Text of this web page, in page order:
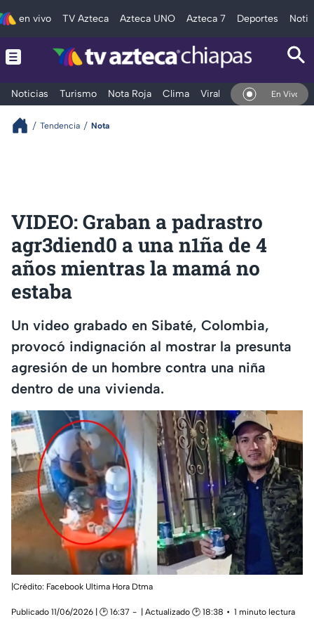
en vivo TV Azteca Azteca UNO Azteca 7 Deportes
Noticias Turismo Nota Roja Clima Viral y TendenciaEn Vivo
Tendencia Nota
VIDEO: Graban a padrastro
agr3diend0 a una n1ña de 4
años mientras la mamá no
estaba
Un video grabado en Sibaté, Colombia,
provocó indignación al mostrar la presunta
agresión de un hombre contra una niña
dentro de una vivienda.
|Crédito: Facebook Ultima Hora Dtma
Publicado 11/06/2026 | 🕑 16:37 | Actualizado 🕑 18:38
1 minuto lectura